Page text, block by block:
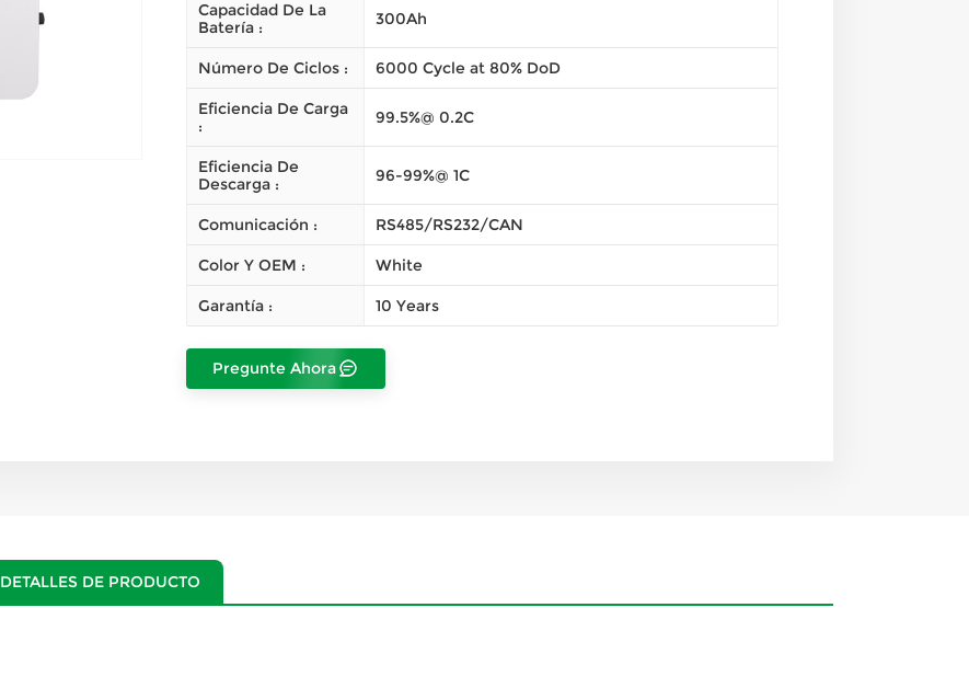
Capacidad De La
Batería :
300Ah
Número De Ciclos : 6000 Cycle at 80% DoD
Eficiencia De Carga
:
99.5%@ 0.2C
Eficiencia De
Descarga :
96-99%@ 1C
Comunicación : RS485/RS232/CAN
Color Y OEM : White
Garantía : 10 Years
Pregunte Ahora
DETALLES DE PRODUCTO